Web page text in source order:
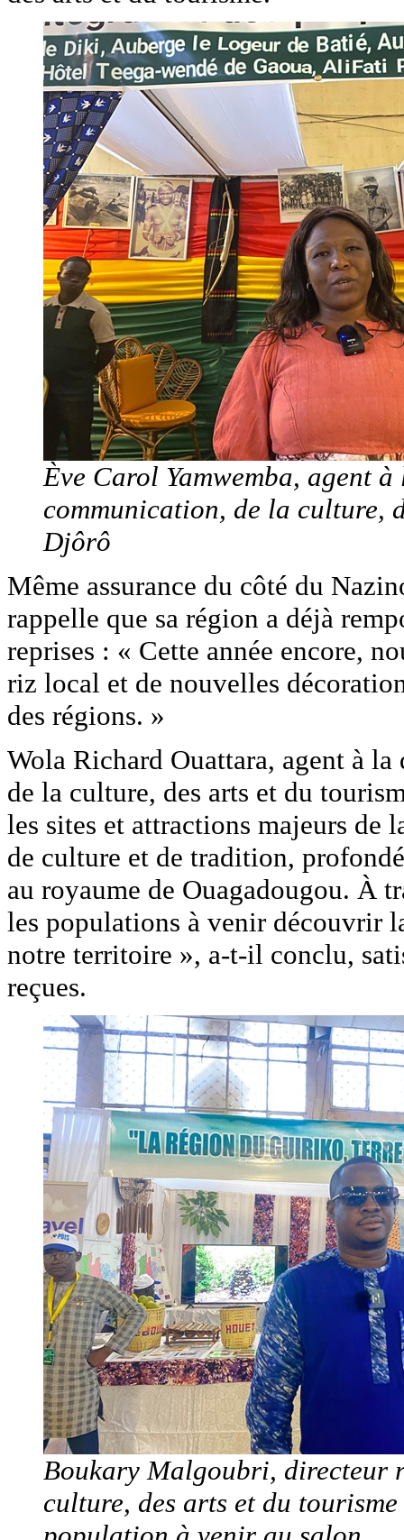
Ève Carol Yamwemba, agent
communication, de la culture,
Djôrô
Même assurance du côté du
rappelle que sa région a déjà
reprises : « Cette année encore,
riz local et de nouvelles
des régions. »
Wola Richard Ouattara, agent à
de la culture, des arts et du
les sites et attractions majeurs de
de culture et de tradition,
au royaume de Ouagadougou. À
les populations à venir découvrir
notre territoire », a-t-il conclu,
reçues.
Boukary Malgoubri, directeur
culture, des arts et du